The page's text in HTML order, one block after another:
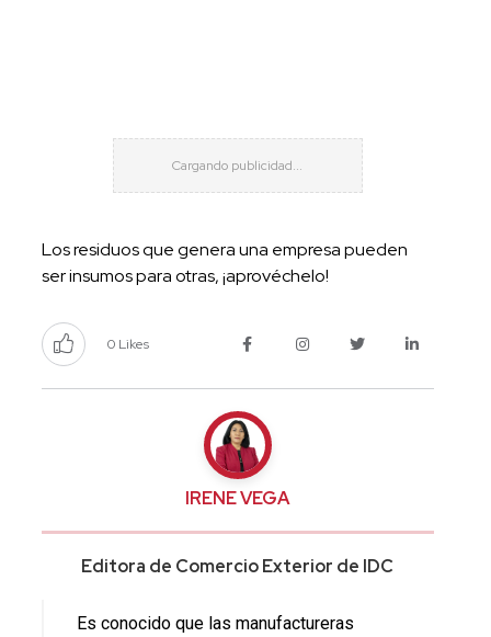
Los residuos que genera una empresa pueden
ser insumos para otras, ¡aprovéchelo!
0 Likes
IRENE VEGA
Editora de Comercio Exterior de IDC
Es conocido que las manufactureras